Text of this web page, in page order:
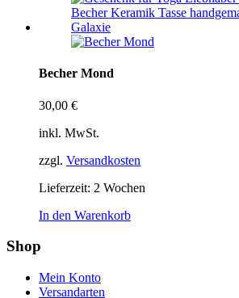
Becher Mond
30,00 €
inkl. MwSt.
zzgl. Versandkosten
Lieferzeit: 2 Wochen
In den Warenkorb
Shop
Mein Konto
Versandarten